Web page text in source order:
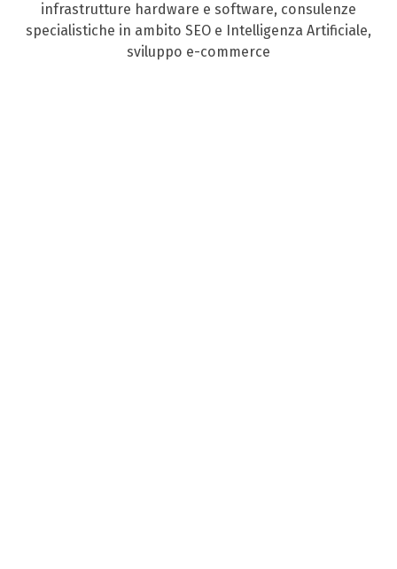
infrastrutture hardware e software, consulenze
specialistiche in ambito SEO e Intelligenza Artificiale,
sviluppo e-commerce